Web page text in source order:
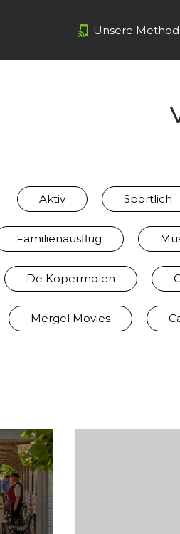
Unsere
Aktiv Sportlich
Familienausflug
De Kopermolen
Mergel Movies